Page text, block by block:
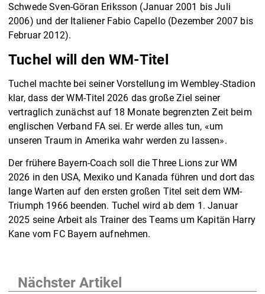
Schwede Sven-Göran Eriksson (Januar 2001 bis Juli
2006) und der Italiener Fabio Capello (Dezember 2007 bis
Februar 2012).
Tuchel will den WM-Titel
Tuchel machte bei seiner Vorstellung im Wembley-Stadion
klar, dass der WM-Titel 2026 das große Ziel seiner
vertraglich zunächst auf 18 Monate begrenzten Zeit beim
englischen Verband FA sei. Er werde alles tun, «um
unseren Traum in Amerika wahr werden zu lassen».
Der frühere Bayern-Coach soll die Three Lions zur WM
2026 in den USA, Mexiko und Kanada führen und dort das
lange Warten auf den ersten großen Titel seit dem WM-
Triumph 1966 beenden. Tuchel wird ab dem 1. Januar
2025 seine Arbeit als Trainer des Teams um Kapitän Harry
Kane vom FC Bayern aufnehmen.
Nächster Artikel